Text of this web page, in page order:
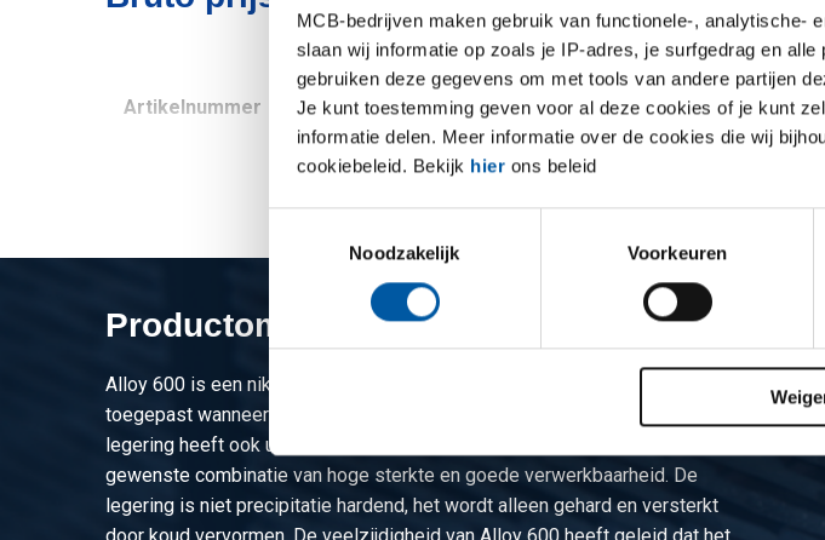
MCB-bedrijven maken gebruik van functionele-, analytische-
slaan wij informatie op zoals je IP-adres, je surfgedrag en
gebruiken deze gegevens om met tools van andere partijen
Je kunt toestemming geven voor al deze cookies of je kunt
informatie delen. Meer informatie over de cookies die wij
cookiebeleid. Bekijk hier ons beleid
Noodzakelijk
Voorkeuren
Artikelnummer Omschrijving
Productomschrijving
Alloy 600 is een nikkel-chroom-ijzer legering. Deze legering wordt vaak
toegepast wanneer weerstand tegen corrosie en warmte nodig is. De
legering heeft ook uitstekende mechanische eigenschappen en geeft de
gewenste combinatie van hoge sterkte en goede verwerkbaarheid. De
legering is niet precipitatie hardend, het wordt alleen gehard en versterkt